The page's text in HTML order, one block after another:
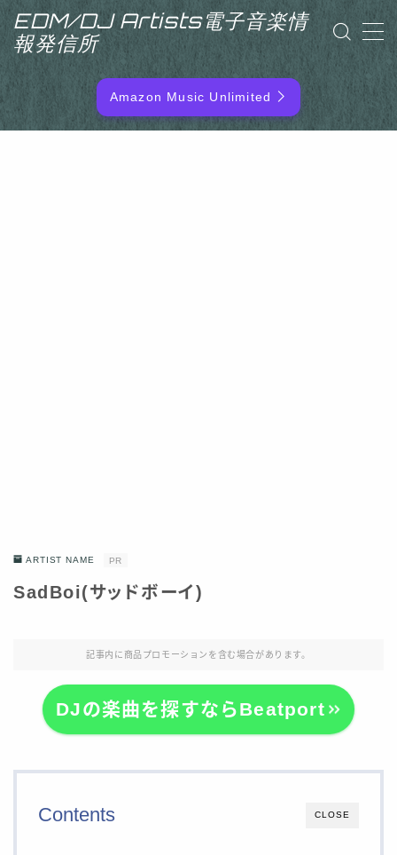
EDM/DJ Artists電子音楽情
報発信所
MENU
EDM/DJ/PD ARTIST
Amazon Music Unlimited
ARTIST NAME PR
SadBoi(サッドボーイ)
記事内に商品プロモーションを含む場合があります。
DJの楽曲を探すならBeatport
CLOSE
Contents